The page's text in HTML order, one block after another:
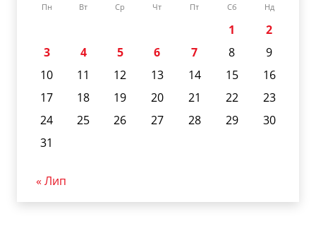
Пн Вт Ср Чт Пт Сб Нд
1
2
3
4 5 6 7 8
9
10
11 12 13 14 15
16
17
18 19 20 21 22
23
24
25 26 27 28 29
30
31
« Лип